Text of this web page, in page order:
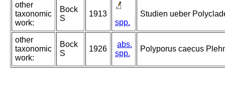
other
taxonomic
work:
Bock
S
1913
spp.
Studien ueber
other
taxonomic
work:
Bock
S
1926
abs.
spp.
Polyporus caecus